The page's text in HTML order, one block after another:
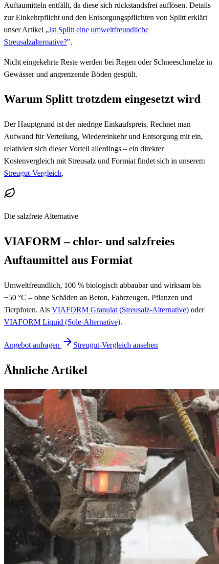
Auftaumitteln entfällt, da diese sich rückstandsfrei auflösen. Details
zur Einkehrpflicht und den Entsorgungspflichten von Splitt erklärt
unser Artikel „Ist Splitt eine umweltfreundliche
Streusalzalternative?".
Nicht eingekehrte Reste werden bei Regen oder Schneeschmelze in
Gewässer und angrenzende Böden gespült.
Warum Splitt trotzdem eingesetzt wird
Der Hauptgrund ist der niedrige Einkaufspreis. Rechnet man
Aufwand für Verteilung, Wiedereinkehr und Entsorgung mit ein,
relativiert sich dieser Vorteil allerdings – ein direkter
Kostenvergleich mit Streusalz und Formiat findet sich in unserem
Streugut-Vergleich.
Die salzfreie Alternative
VIAFORM – chlor- und salzfreies
Auftaumittel aus Formiat
Umweltfreundlich, 100 % biologisch abbaubar und wirksam bis
−50 °C – ohne Schäden an Beton, Fahrzeugen, Pflanzen und
Tierpfoten. Als VIAFORM Granulat (Streusalz-Alternative) oder
VIAFORM Liquid (Sole-Alternative).
Angebot anfragen Streugut-Vergleich ansehen
Ähnliche Artikel